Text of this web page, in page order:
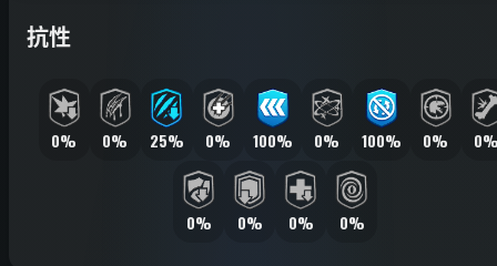
抗性
0% 0% 25% 0% 100% 0% 100% 0%
0% 0% 0% 0%